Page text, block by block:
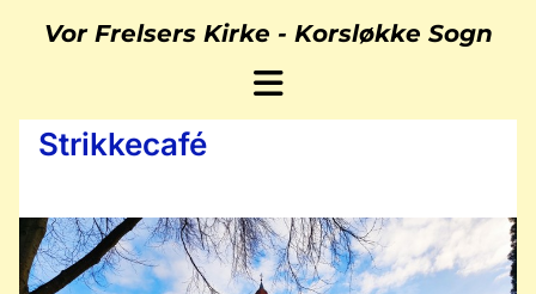
Vor Frelsers Kirke - Korsløkke Sogn
Strikkecafé